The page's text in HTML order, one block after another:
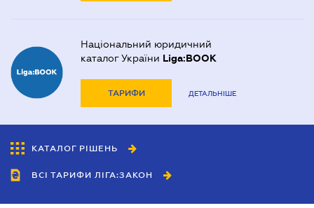
Національний юридичний
каталог України Liga:BOOK
ТАРИФИ ДЕТАЛЬНІШЕ
КАТАЛОГ РІШЕНЬ
ВСІ ТАРИФИ ЛІГА:ЗАКОН